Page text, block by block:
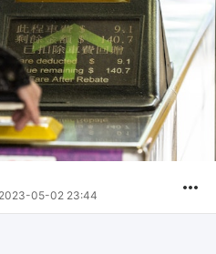
2023-05-02 23:44